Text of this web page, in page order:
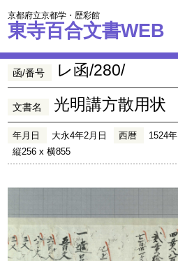
京都府立京都学・歴彩館
東寺百合文書WEB
函/番号 レ函/280/
文書名 光明講方散用状
年月日 大永4年2月日 西暦 1524年
縦256 x 横855